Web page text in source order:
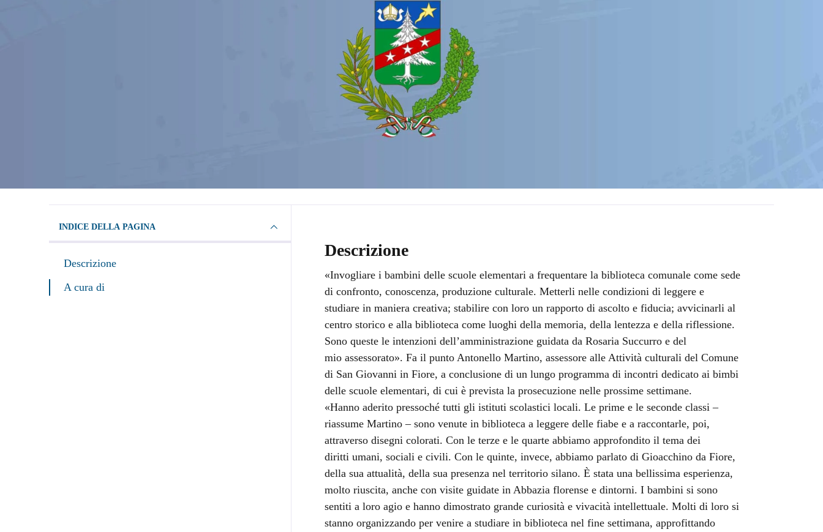
INDICE DELLA PAGINA
Descrizione
A cura di
Descrizione
«Invogliare i bambini delle scuole elementari a frequentare la biblioteca comunale come sede
di confronto, conoscenza, produzione culturale. Metterli nelle condizioni di leggere e
studiare in maniera creativa; stabilire con loro un rapporto di ascolto e fiducia; avvicinarli al
centro storico e alla biblioteca come luoghi della memoria, della lentezza e della riflessione.
Sono queste le intenzioni dell’amministrazione guidata da Rosaria Succurro e del
mio assessorato». Fa il punto Antonello Martino, assessore alle Attività culturali del Comune
di San Giovanni in Fiore, a conclusione di un lungo programma di incontri dedicato ai bimbi
delle scuole elementari, di cui è prevista la prosecuzione nelle prossime settimane.
«Hanno aderito pressoché tutti gli istituti scolastici locali. Le prime e le seconde classi –
riassume Martino – sono venute in biblioteca a leggere delle fiabe e a raccontarle, poi,
attraverso disegni colorati. Con le terze e le quarte abbiamo approfondito il tema dei
diritti umani, sociali e civili. Con le quinte, invece, abbiamo parlato di Gioacchino da Fiore,
della sua attualità, della sua presenza nel territorio silano. È stata una bellissima esperienza,
molto riuscita, anche con visite guidate in Abbazia florense e dintorni. I bambini si sono
sentiti a loro agio e hanno dimostrato grande curiosità e vivacità intellettuale. Molti di loro si
stanno organizzando per venire a studiare in biblioteca nel fine settimana, approfittando